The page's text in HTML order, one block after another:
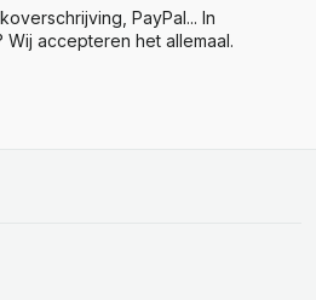
PayPal... In
Wij accepteren het allemaal.